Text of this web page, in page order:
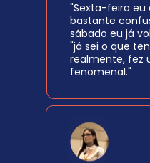
"Sexta-feira eu
bastante
sábado eu já
"já sei o que
realmente, fez
fenomenal."